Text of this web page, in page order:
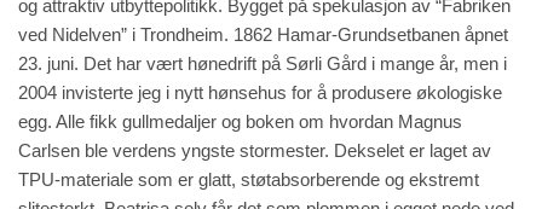
og attraktiv utbyttepolitikk. Bygget på spekulasjon av “Fabriken
ved Nidelven” i Trondheim. 1862 Hamar-Grundsetbanen åpnet
23. juni. Det har vært hønedrift på Sørli Gård i mange år, men i
2004 invisterte jeg i nytt hønsehus for å produsere økologiske
egg. Alle fikk gullmedaljer og boken om hvordan Magnus
Carlsen ble verdens yngste stormester. Dekselet er laget av
TPU-materiale som er glatt, støtabsorberende og ekstremt